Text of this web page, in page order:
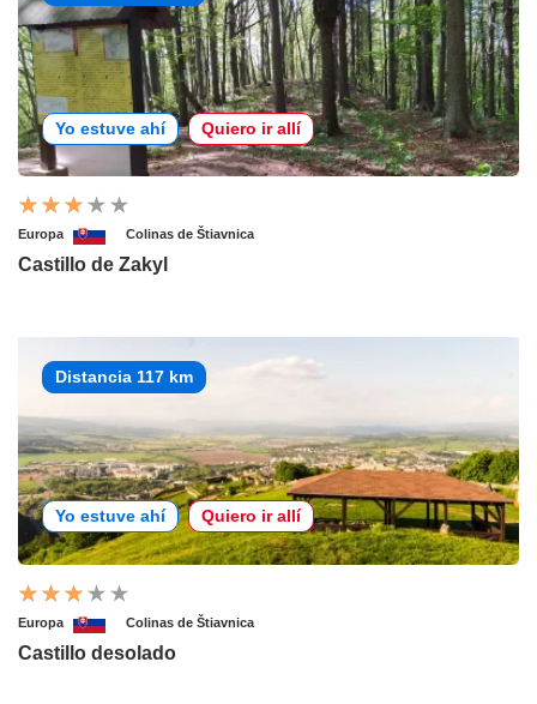
Yo estuve ahí Quiero ir allí
Europa Colinas de Štiavnica
Castillo de Zakyl
Distancia 117 km
Yo estuve ahí Quiero ir allí
Europa Colinas de Štiavnica
Castillo desolado